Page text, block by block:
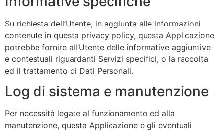
Su richiesta dell’Utente, in aggiunta alle informazioni
contenute in questa privacy policy, questa Applicazione
potrebbe fornire all’Utente delle informative aggiuntive
e contestuali riguardanti Servizi specifici, o la raccolta
ed il trattamento di Dati Personali.
Log di sistema e manutenzione
Per necessità legate al funzionamento ed alla
manutenzione, questa Applicazione e gli eventuali